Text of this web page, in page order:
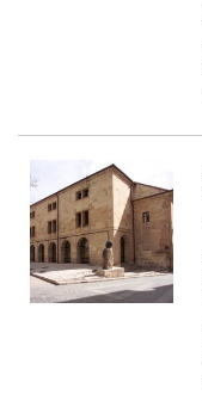
D
E
C
A
S
T